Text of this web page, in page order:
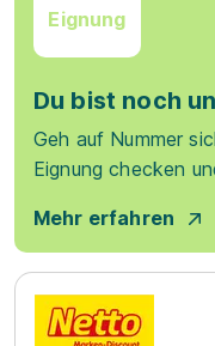
Eignung
Du bist noch
Geh auf Nummer
Eignung checken
Mehr erfahren